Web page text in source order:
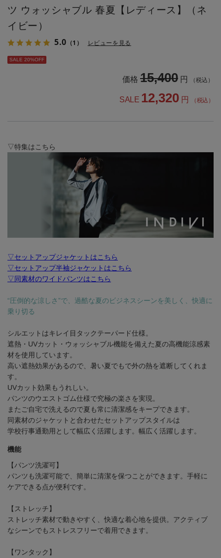
ツ ウォッシャブル 春夏【レディース】（ネ
イビー）
5.0 （1） レビューを見る
SALE 20%OFF
価格 15,400 円 （税込）
SALE 12,320 円 （税込）
▽特集はこちら
▽セットアップジャケットはこちら
▽セットアップ半袖ジャケットはこちら
▽同素材のワイドパンツはこちら
“圧倒的な涼しさ”で、過酷な夏のビジネスシーンを美しく、快適に
乗り切る
シルエットはキレイ目タックテーパード仕様。
遮熱・UVカット・ウォッシャブル機能を備えた夏の高機能涼感素
材を使用しています。
高い遮熱効果があるので、暑い夏でもで外の熱を遮断してくれま
す。
UVカット効果もうれしい。
パンツのウエストゴム仕様で究極の楽さを実現。
またご自宅で洗えるので夏も常に清潔感をキープできます。
同素材のジャケットと合わせたセットアップスタイルは
学校行事通勤用として幅広く活躍します。幅広く活躍します。
機能
【パンツ洗濯可】
パンツも洗濯可能で、簡単に清潔を保つことができます。手軽に
ケアできる点が便利です。
【ストレッチ】
ストレッチ素材で動きやすく、快適な着心地を提供。アクティブ
なシーンでもストレスフリーで着用できます。
【ワンタック】